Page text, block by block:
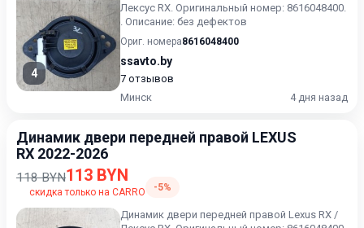
4
Лексус RX. Оригинальный номер: 8616048400.
. Описание: без дефектов
Ориг. номера8616048400
ssavto.by
7 отзывов
Минск
4 дня назад
Динамик двери передней правой LEXUS
RX 2022-2026
118 BYN113 BYN
скидка только на CARRO -5%
Динамик двери передней правой Lexus RX /